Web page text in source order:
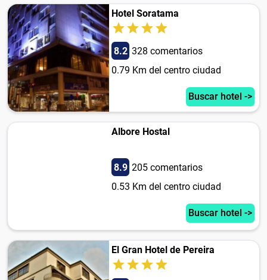
Hotel Soratama
8.2 328 comentarios
0.79 Km del centro ciudad
Buscar hotel ->
Albore Hostal
8.9 205 comentarios
0.53 Km del centro ciudad
Buscar hotel ->
El Gran Hotel de Pereira